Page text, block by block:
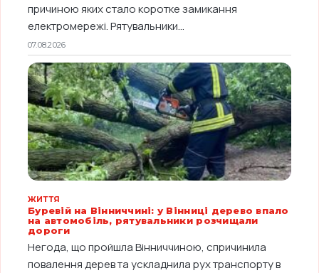
причиною яких стало коротке замикання
електромережі. Рятувальники...
07.08.2026
ЖИТТЯ
Буревій на Вінниччині: у Вінниці дерево впало
на автомобіль, рятувальники розчищали
дороги
Негода, що пройшла Вінниччиною, спричинила
повалення дерев та ускладнила рух транспорту в